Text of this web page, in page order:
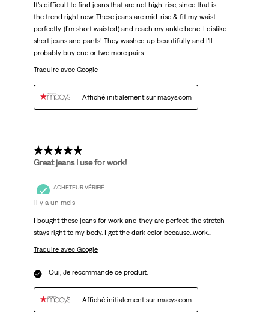
It’s difficult to find jeans that are not high-rise, since that is
the trend right now. These jeans are mid-rise & fit my waist
perfectly. (I’m short waisted) and reach my ankle bone. I dislike
short jeans and pants! They washed up beautifully and I’ll
probably buy one or two more pairs.
Traduire avec Google
Affiché initialement sur macys.com
5 étoile(s) sur 5.
Great jeans I use for work!
ACHETEUR VÉRIFIÉ
il y a un mois
I bought these jeans for work and they are perfect. the stretch
stays right to my body. I got the dark color because...work...
Traduire avec Google
Oui, Je recommande ce produit.
Affiché initialement sur macys.com